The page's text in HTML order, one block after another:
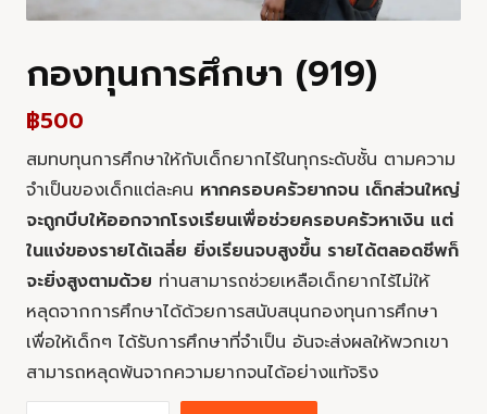
กองทุนการศึกษา (919)
฿500
สมทบทุนการศึกษาให้กับเด็กยากไร้ในทุกระดับชั้น ตามความ
จำเป็นของเด็กแต่ละคน หากครอบครัวยากจน เด็กส่วนใหญ่
จะถูกบีบให้ออกจากโรงเรียนเพื่อช่วยครอบครัวหาเงิน แต่
ในแง่ของรายได้เฉลี่ย ยิ่งเรียนจบสูงขึ้น รายได้ตลอดชีพก็
จะยิ่งสูงตามด้วย ท่านสามารถช่วยเหลือเด็กยากไร้ไม่ให้
หลุดจากการศึกษาได้ด้วยการสนับสนุนกองทุนการศึกษา
เพื่อให้เด็กๆ ได้รับการศึกษาที่จำเป็น อันจะส่งผลให้พวกเขา
สามารถหลุดพ้นจากความยากจนได้อย่างแท้จริง